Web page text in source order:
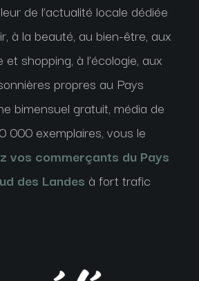
de l’actualité locale dédiée
à la beauté, au bien-être, aux
shopping, à l’écologie, aux
propres au Pays
bimensuel gratuit, média de
000 exemplaires, vous le
vos commerçants du Pays
des Landes à fort trafic